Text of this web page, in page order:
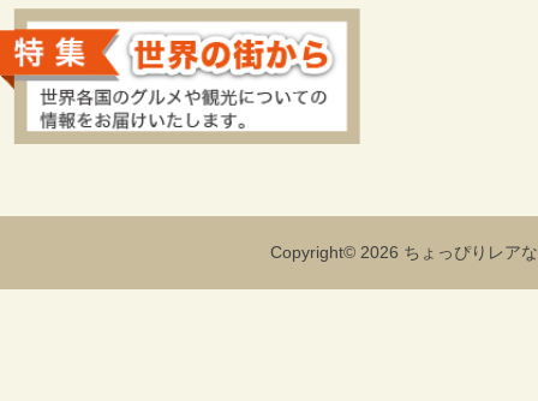
Copyright© 2026 ちょっぴりレ